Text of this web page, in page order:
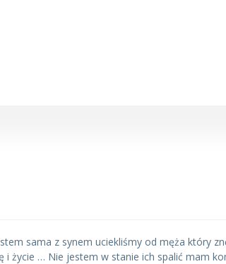
sama z synem uciekliśmy od męża który
i życie … Nie jestem w stanie ich spalić mam